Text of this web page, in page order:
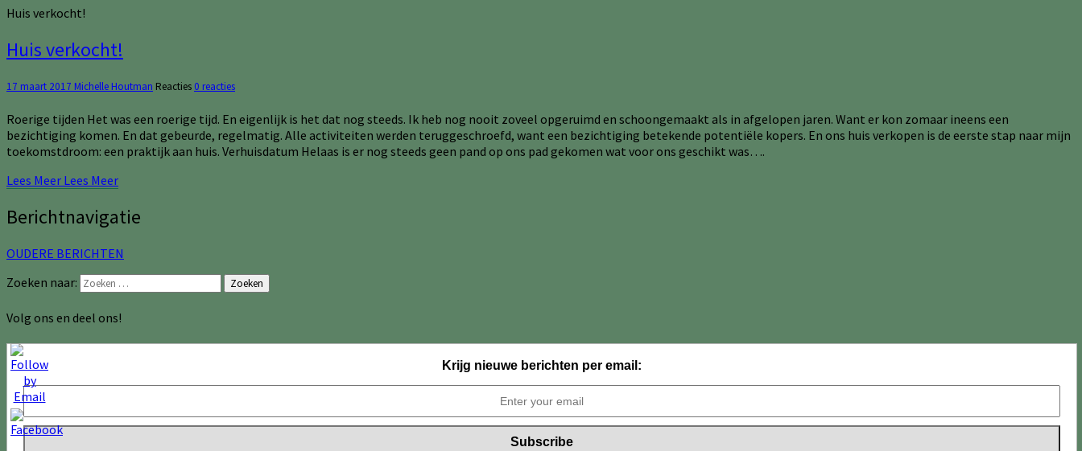
Huis verkocht!
Huis verkocht!
17 maart 2017 Michelle Houtman Reacties 0 reacties
Roerige tijden Het was een roerige tijd. En eigenlijk is het dat nog steeds. Ik heb nog nooit zoveel opgeruimd en schoongemaakt als in afgelopen jaren. Want er kon zomaar ineens een
bezichtiging komen. En dat gebeurde, regelmatig. Alle activiteiten werden teruggeschroefd, want een bezichtiging betekende potentiële kopers. En ons huis verkopen is de eerste stap naar mijn
toekomstdroom: een praktijk aan huis. Verhuisdatum Helaas is er nog steeds geen pand op ons pad gekomen wat voor ons geschikt was….
Lees Meer Lees Meer
Berichtnavigatie
OUDERE BERICHTEN
Zoeken naar:
Zoeken
Volg ons en deel ons!
Krijg nieuwe berichten per email: